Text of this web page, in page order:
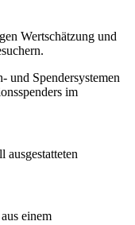
Wertschätzung und